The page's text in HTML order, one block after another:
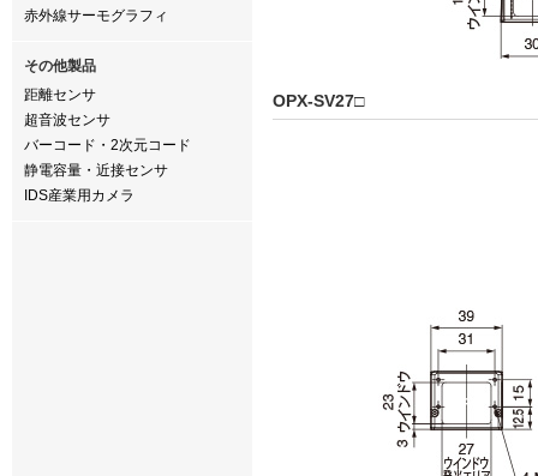
赤外線サーモグラフィ
その他製品
距離センサ
超音波センサ
バーコード・2次元コード
静電容量・近接センサ
IDS産業用カメラ
OPX-SV27□